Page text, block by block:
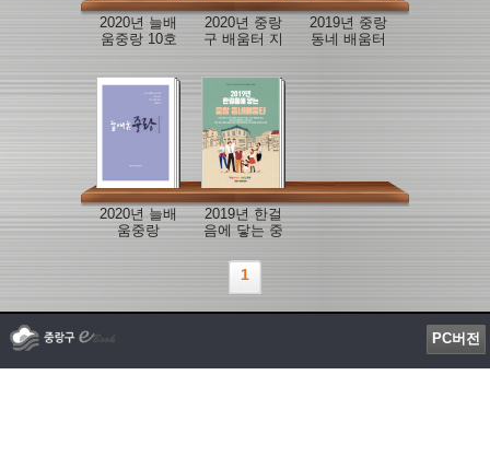
2020년 늘배
움중랑 10호
2020년 중랑
구 배움터 지
2019년 중랑
동네 배움터
2020년 늘배
움중랑
2019년 한걸
음에 닿는 중
터
1
PC버전